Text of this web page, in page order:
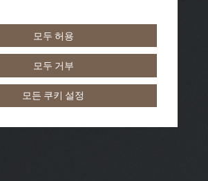
모두 허용
모두 거부
모든 쿠키 설정